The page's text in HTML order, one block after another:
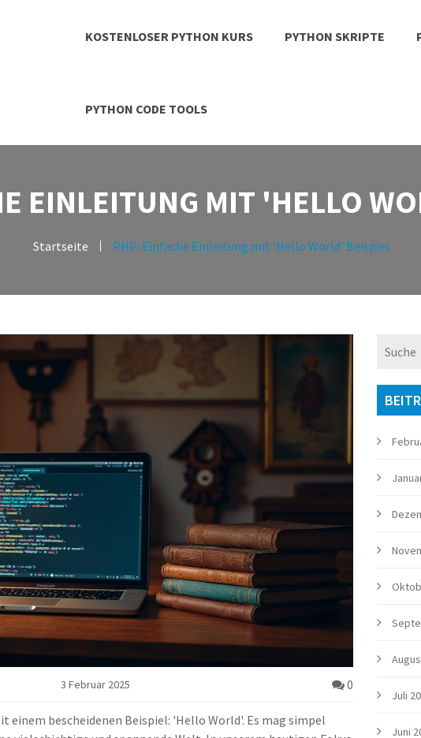
KOSTENLOSER PYTHON KURS PYTHON SKRIPTE
PYTHON CODE TOOLS
EINLEITUNG MIT 'HELLO
Startseite PHP: Einfache Einleitung mit 'Hello World' Beispiel
3 Februar 2025 0
bescheidenen Beispiel: 'Hello World'. Es mag simpel
Juli
Juni